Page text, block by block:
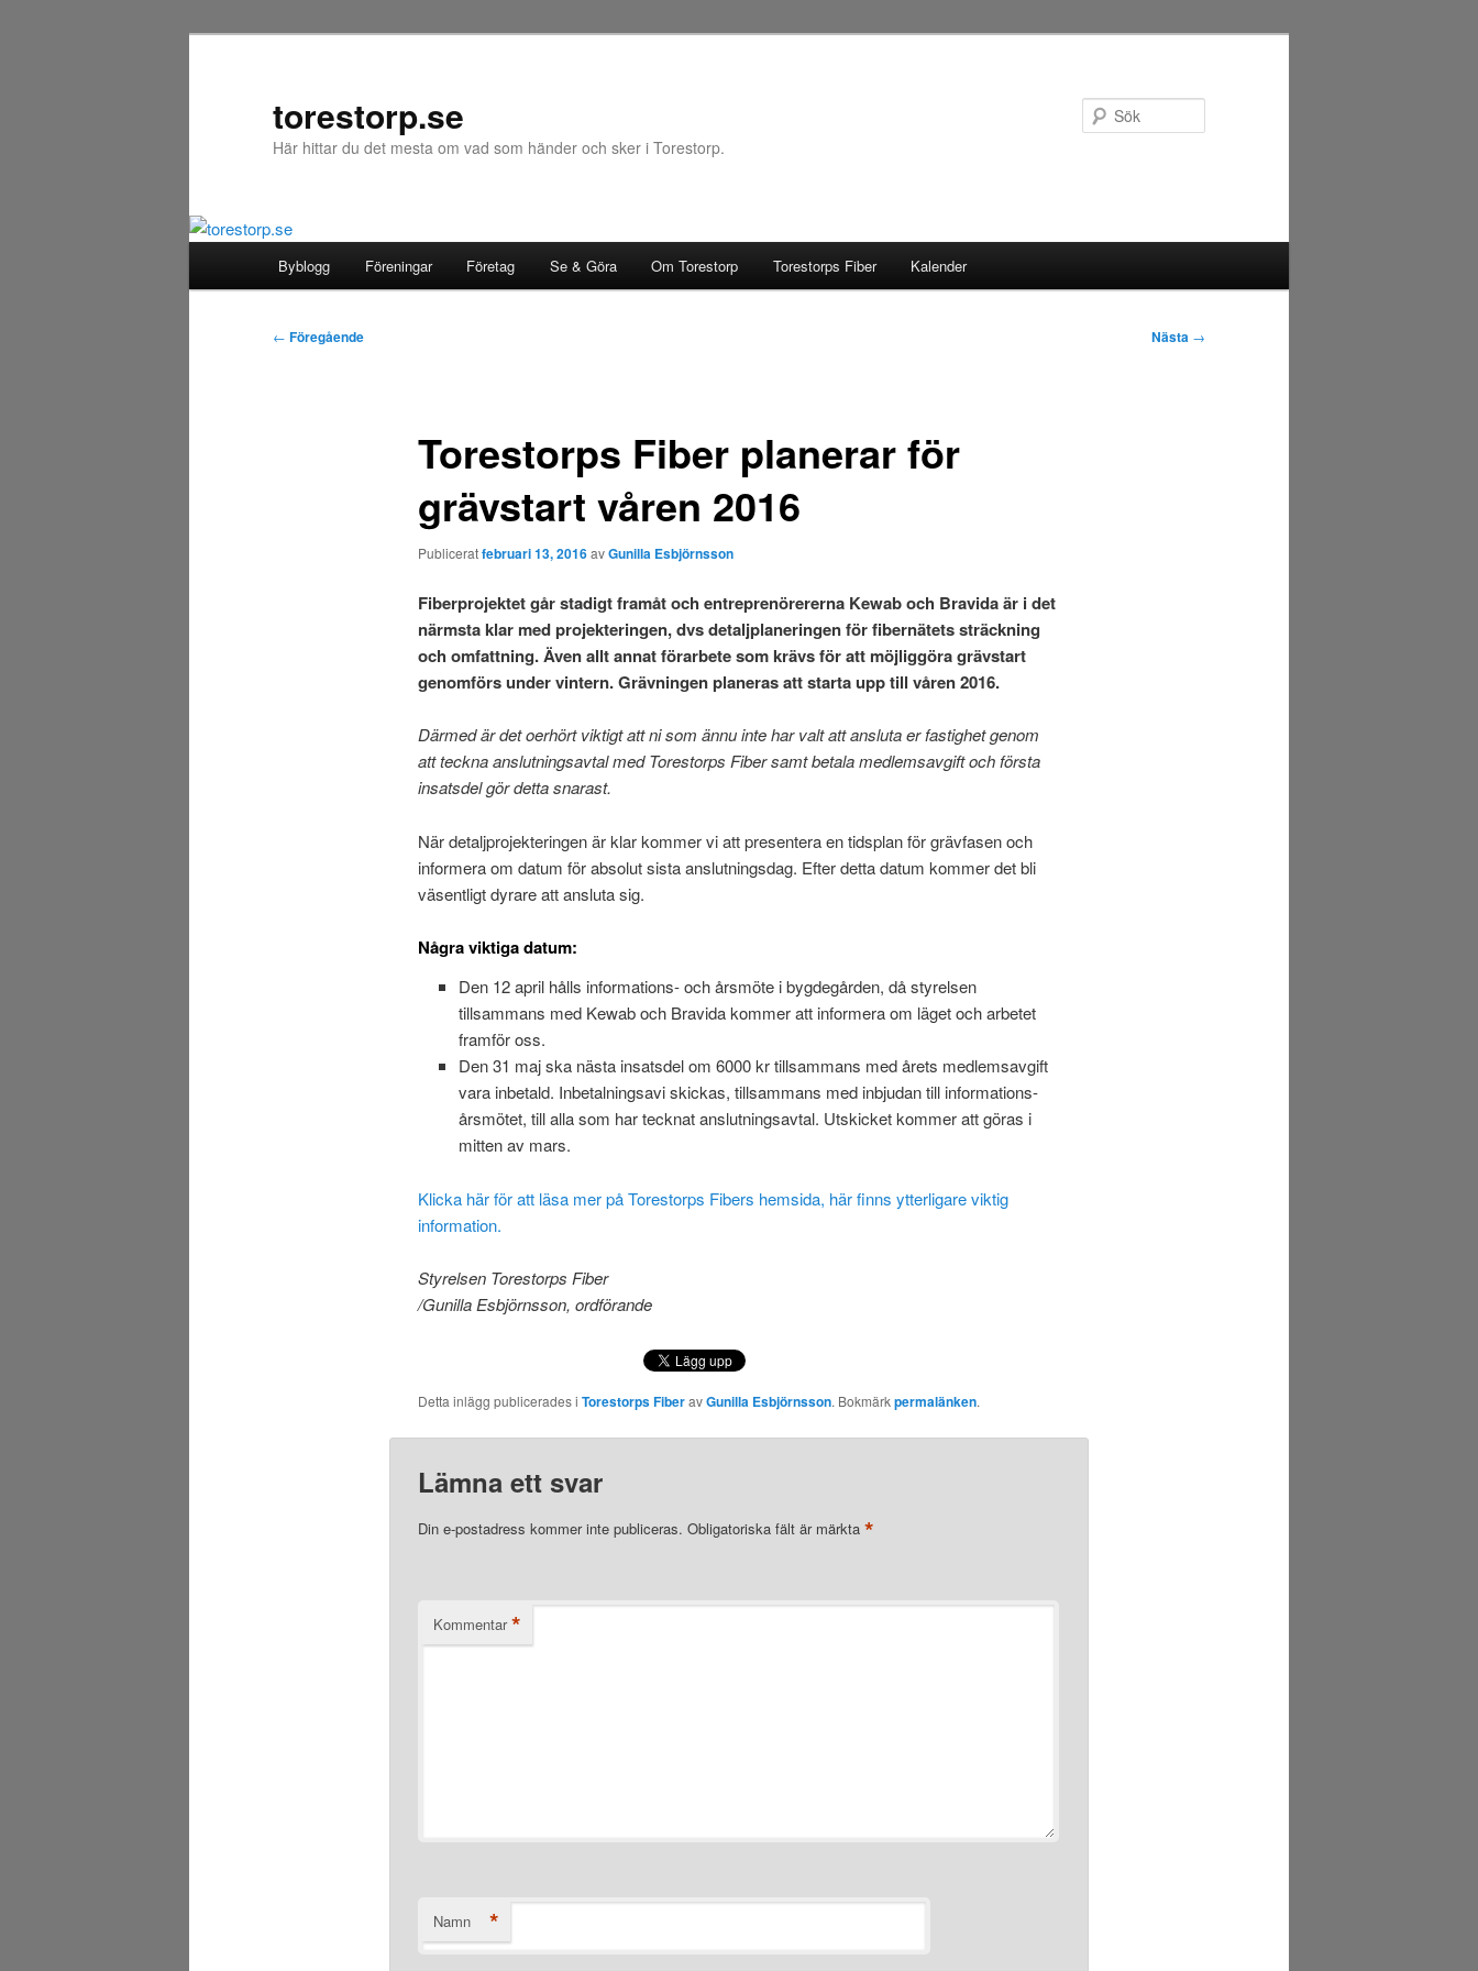
torestorp.se
Här hittar du det mesta om vad som händer och sker i Torestorp.
Byblogg Föreningar Företag Se & Göra Om Torestorp Torestorps Fiber Kalender
Inläggsnavigering
← Föregående Nästa →
Torestorps Fiber planerar för
grävstart våren 2016
Publiceratfebruari 13, 2016avGunilla Esbjörnsson
Fiberprojektet går stadigt framåt och entreprenörererna Kewab och Bravida är i det
närmsta klar med projekteringen, dvs detaljplaneringen för fibernätets sträckning
och omfattning. Även allt annat förarbete som krävs för att möjliggöra grävstart
genomförs under vintern. Grävningen planeras att starta upp till våren 2016.
Därmed är det oerhört viktigt att ni som ännu inte har valt att ansluta er fastighet genom
att teckna anslutningsavtal med Torestorps Fiber samt betala medlemsavgift och första
insatsdel gör detta snarast.
När detaljprojekteringen är klar kommer vi att presentera en tidsplan för grävfasen och
informera om datum för absolut sista anslutningsdag. Efter detta datum kommer det bli
väsentligt dyrare att ansluta sig.
Några viktiga datum:
Den 12 april hålls informations- och årsmöte i bygdegården, då styrelsen
tillsammans med Kewab och Bravida kommer att informera om läget och arbetet
framför oss.
Den 31 maj ska nästa insatsdel om 6000 kr tillsammans med årets medlemsavgift
vara inbetald. Inbetalningsavi skickas, tillsammans med inbjudan till informations-
årsmötet, till alla som har tecknat anslutningsavtal. Utskicket kommer att göras i
mitten av mars.
Klicka här för att läsa mer på Torestorps Fibers hemsida, här finns ytterligare viktig
information.
Styrelsen Torestorps Fiber
/Gunilla Esbjörnsson, ordförande
Detta inlägg publicerades i Torestorps FiberavGunilla Esbjörnsson. Bokmärkpermalänken.
Lämna ett svar
Din e-postadress kommer inte publiceras. Obligatoriska fält är märkta *
Kommentar *
Namn *